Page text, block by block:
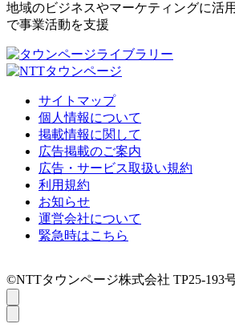
地域のビジネスやマーケティングに活
で事業活動を支援
サイトマップ
個人情報について
掲載情報に関して
広告掲載のご案内
広告・サービス取扱い規約
利用規約
お知らせ
運営会社について
緊急時はこちら
©NTTタウンページ株式会社 TP25-193号